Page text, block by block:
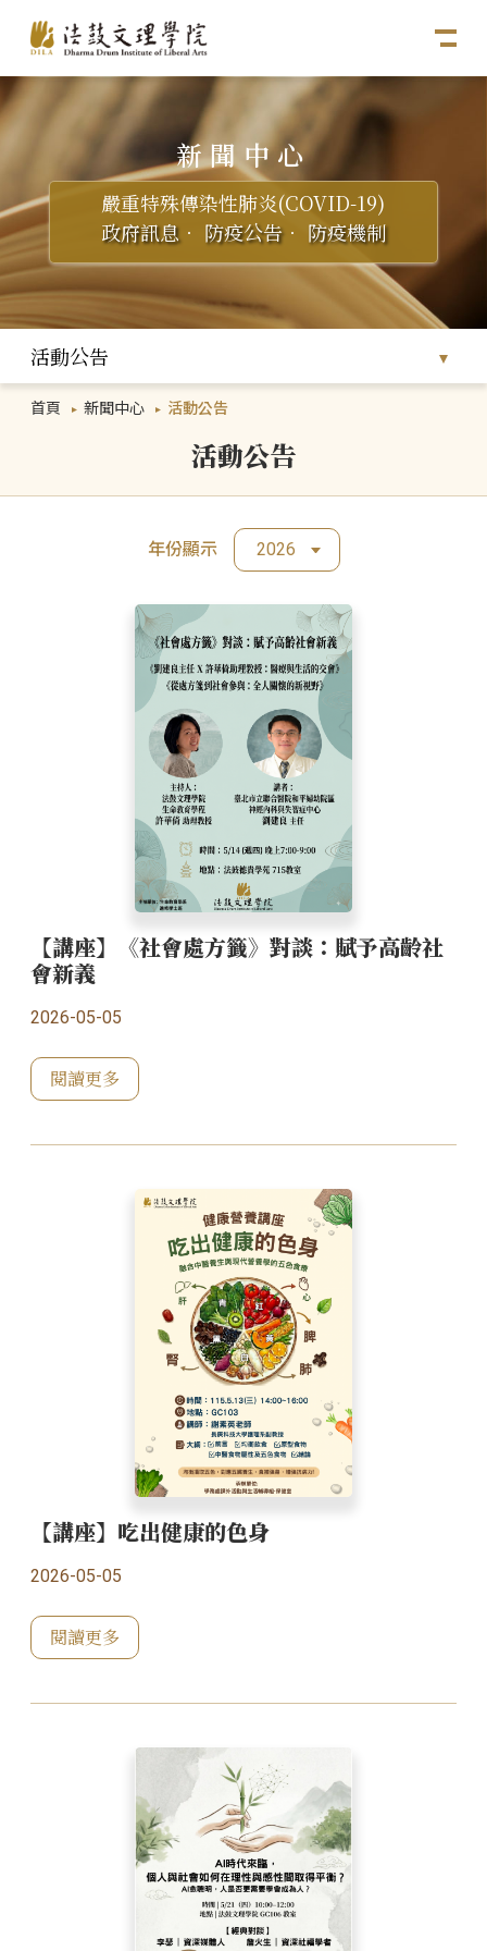
新聞中心
嚴重特殊傳染性肺炎(COVID-19)
政府訊息． 防疫公告． 防疫機制
活動公告
首頁 新聞中心 活動公告
活動公告
年份顯示 2026
【講座】《社會處方籤》對談：賦予高齡社
會新義
2026-05-05
閱讀更多
【講座】吃出健康的色身
2026-05-05
閱讀更多